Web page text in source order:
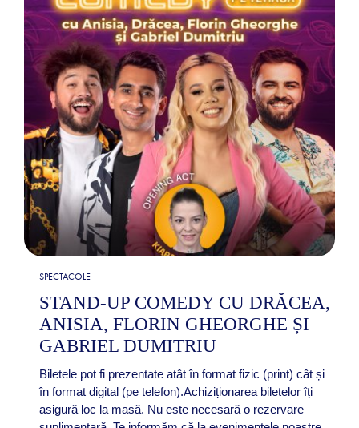
SPECTACOLE
STAND-UP COMEDY CU DRĂCEA,
ANISIA, FLORIN GHEORGHE ȘI
GABRIEL DUMITRIU
Biletele pot fi prezentate atât în format fizic (print) cât și
în format digital (pe telefon).Achiziționarea biletelor îți
asigură loc la masă. Nu este necesară o rezervare